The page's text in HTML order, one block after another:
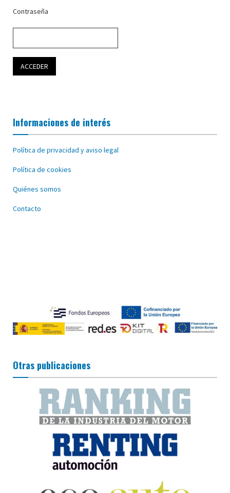
Contraseña
Informaciones de interés
Política de privacidad y aviso legal
Política de cookies
Quiénes somos
Contacto
Otras publicaciones